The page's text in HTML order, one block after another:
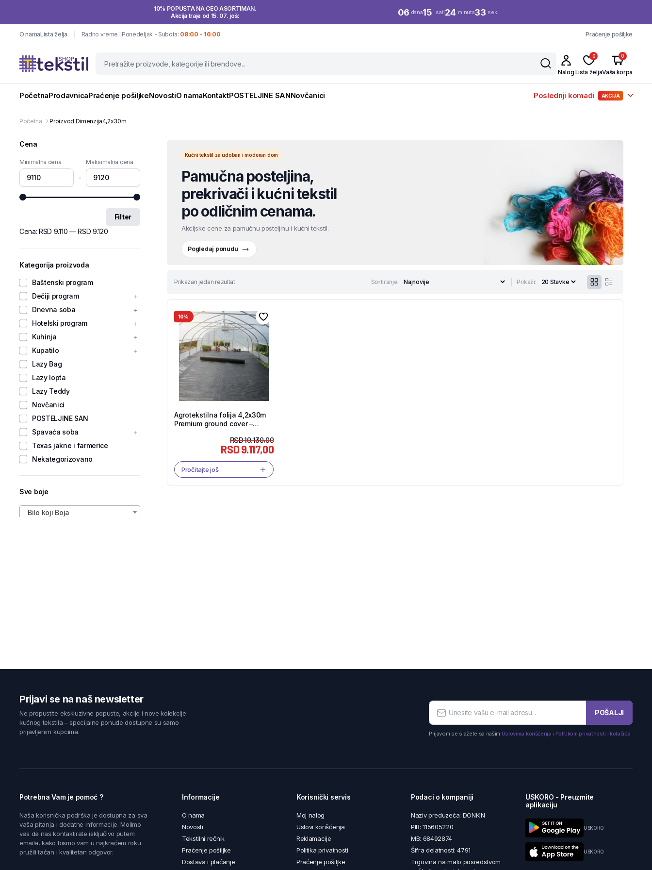
10% POPUSTA NA CEO ASORTIMAN.
Akcija traje od 15. 07. još:
06 dana15 sati24 minuta33 sek.
O namaLista želja Radno vreme I Ponedeljak - Subota: 08:00 - 16:00 Praćenje pošiljke
Nalog
0
Lista želja
0
Vaša korpa
PočetnaProdavnicaPraćenje pošiljkeNovostiO namaKontaktPOSTELJINE SANNovčanici Poslednji komadi AKCIJA
Početna Proizvod Dimenzija4,2x30m
Kućni tekstil za udoban i moderan dom
Pamučna posteljina,
prekrivači i kućni tekstil
po odličnim cenama.
Akcijske cene za pamučnu posteljinu i kućni tekstil.
Pogledaj ponudu
Prikazan jedan rezultat Sortiranje: Prikaži:
10%
Agrotekstilna folija 4,2x30m
Premium ground cover –
RSD10.130,00
RSD9.117,00
Pročitajte još
Cena
Minimalna cena
-
Maksimalna cena
Filter
Cena:RSD 9.110 —RSD 9.120
Kategorija proizvoda
Baštenski program
Dečiji program
Dnevna soba
Hotelski program
Kuhinja
Kupatilo
Lazy Bag
Lazy lopta
Lazy Teddy
Novčanici
POSTELJINE SAN
Spavaća soba
Texas jakne i farmerice
Nekategorizovano
Sve boje
Bilo koji Boja
Prijavi se na naš newsletter
Ne propustite ekskluzivne popuste, akcije i nove kolekcije
kućnog tekstila – specijalne ponude dostupne su samo
prijavljenim kupcima.
POŠALJI
Prijavom se slažete sa našim Uslovima korišćenja i Politikom privatnosti i kolačića.
Potrebna Vam je pomoć ?
Naša korisnička podrška je dostupna za sva
vaša pitanja i dodatne informacije. Molimo
vas da nas kontaktirate isključivo putem
emaila, kako bismo vam u najkraćem roku
pružili tačan i kvalitetan odgovor.
Informacije
O nama
Novosti
Tekstilni rečnik
Praćenje pošiljke
Dostava i plaćanje
Korisnički servis
Moj nalog
Uslovi korišćenja
Reklamacije
Politika privatnosti
Praćenje pošiljke
Podaci o kompaniji
Naziv preduzeća: DONKIN
PIB: 115605220
MB: 68492874
Šifra delatnosti: 4791
Trgovina na malo posredstvom
USKORO - Preuzmite
aplikaciju
USKORO
USKORO